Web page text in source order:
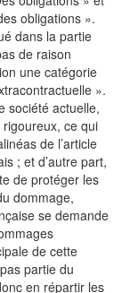
obligations ».
dans la partie
de raison
une catégorie
».
société actuelle,
ce qui
de l’article
; et d’autre part,
de protéger les
dommage,
se demande
de cette
partie du
en répartir les